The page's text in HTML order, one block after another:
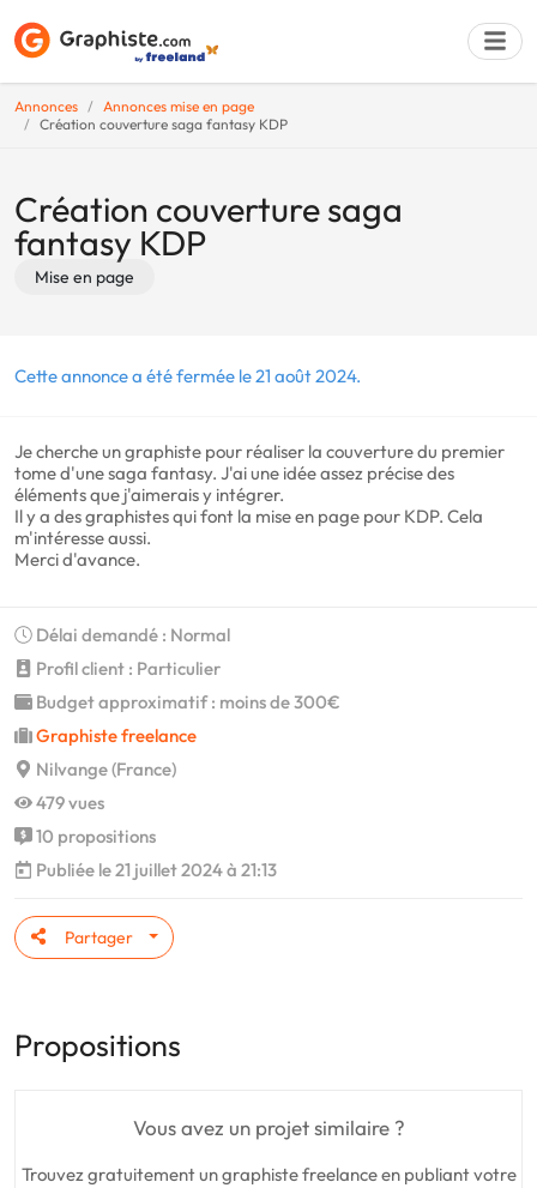
Annonces
Annonces mise en page
Création couverture saga fantasy KDP
Création couverture saga
fantasy KDP
Mise en page
Cette annonce a été fermée le 21 août 2024.
Je cherche un graphiste pour réaliser la couverture du premier
tome d'une saga fantasy. J'ai une idée assez précise des
éléments que j'aimerais y intégrer.
Il y a des graphistes qui font la mise en page pour KDP. Cela
m'intéresse aussi.
Merci d'avance.
Délai demandé : Normal
Profil client : Particulier
Budget approximatif : moins de 300€
Graphiste freelance
Nilvange (France)
479 vues
10 propositions
Publiée le 21 juillet 2024 à 21:13
Partager
Propositions
Vous avez un projet similaire ?
Trouvez gratuitement un graphiste freelance en publiant votre